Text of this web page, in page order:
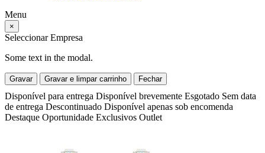
Menu
×
Seleccionar Empresa
Some text in the modal.
Gravar Gravar e limpar carrinho Fechar
Disponível para entrega Disponível brevemente Esgotado Sem data
de entrega Descontinuado Disponível apenas sob encomenda
Destaque Oportunidade Exclusivos Outlet